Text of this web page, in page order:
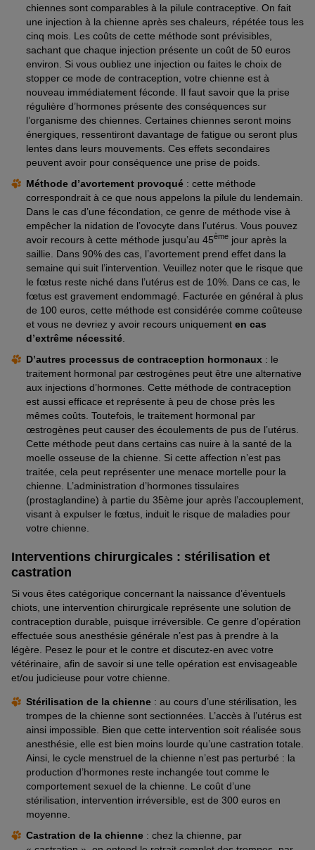
chiennes sont comparables à la pilule contraceptive. On fait
une injection à la chienne après ses chaleurs, répétée tous les
cinq mois. Les coûts de cette méthode sont prévisibles,
sachant que chaque injection présente un coût de 50 euros
environ. Si vous oubliez une injection ou faites le choix de
stopper ce mode de contraception, votre chienne est à
nouveau immédiatement féconde. Il faut savoir que la prise
régulière d’hormones présente des conséquences sur
l’organisme des chiennes. Certaines chiennes seront moins
énergiques, ressentiront davantage de fatigue ou seront plus
lentes dans leurs mouvements. Ces effets secondaires
peuvent avoir pour conséquence une prise de poids.
Méthode d’avortement provoqué : cette méthode
correspondrait à ce que nous appelons la pilule du lendemain.
Dans le cas d’une fécondation, ce genre de méthode vise à
empêcher la nidation de l’ovocyte dans l’utérus. Vous pouvez
avoir recours à cette méthode jusqu’au 45ème jour après la
saillie. Dans 90% des cas, l’avortement prend effet dans la
semaine qui suit l’intervention. Veuillez noter que le risque que
le fœtus reste niché dans l’utérus est de 10%. Dans ce cas, le
fœtus est gravement endommagé. Facturée en général à plus
de 100 euros, cette méthode est considérée comme coûteuse
et vous ne devriez y avoir recours uniquement en cas
d’extrême nécessité
D’autres processus de contraception hormonaux : le
traitement hormonal par œstrogènes peut être une alternative
aux injections d’hormones. Cette méthode de contraception
est aussi efficace et représente à peu de chose près les
mêmes coûts. Toutefois, le traitement hormonal par
œstrogènes peut causer des écoulements de pus de l’utérus.
Cette méthode peut dans certains cas nuire à la santé de la
moelle osseuse de la chienne. Si cette affection n’est pas
traitée, cela peut représenter une menace mortelle pour la
chienne. L’administration d’hormones tissulaires
(prostaglandine) à partie du 35ème jour après l’accouplement,
visant à expulser le fœtus, induit le risque de maladies pour
votre chienne.
Interventions chirurgicales : stérilisation et
castration
Si vous êtes catégorique concernant la naissance d’éventuels
chiots, une intervention chirurgicale représente une solution de
contraception durable, puisque irréversible. Ce genre d’opération
effectuée sous anesthésie générale n’est pas à prendre à la
légère. Pesez le pour et le contre et discutez-en avec votre
vétérinaire, afin de savoir si une telle opération est envisageable
et/ou judicieuse pour votre chienne.
Stérilisation de la chienne : au cours d’une stérilisation, les
trompes de la chienne sont sectionnées. L’accès à l’utérus est
ainsi impossible. Bien que cette intervention soit réalisée sous
anesthésie, elle est bien moins lourde qu’une castration totale.
Ainsi, le cycle menstruel de la chienne n’est pas perturbé : la
production d’hormones reste inchangée tout comme le
comportement sexuel de la chienne. Le coût d’une
stérilisation, intervention irréversible, est de 300 euros en
moyenne.
Castration de la chienne : chez la chienne, par